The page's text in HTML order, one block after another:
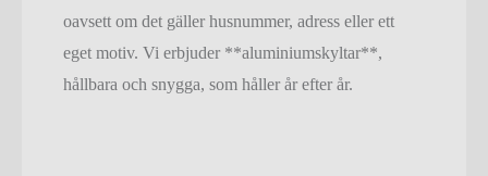
oavsett om det gäller husnummer, adress eller ett
eget motiv. Vi erbjuder **aluminiumskyltar**,
hållbara och snygga, som håller år efter år.